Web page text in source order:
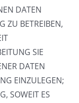
DATEN
ZU BETREIBEN,
SIE
DATEN
EINZULEGEN;
SOWEIT ES